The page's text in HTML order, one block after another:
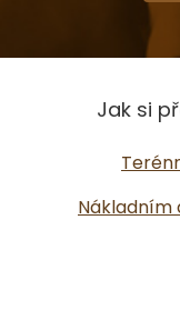
Jak si
Nákladním